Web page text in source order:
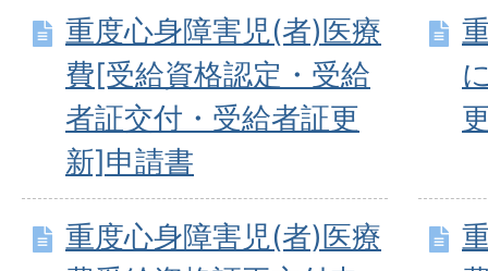
重度心身障害児(者)医療
費[受給資格認定・受給
者証交付・受給者証更
新]申請書
重度心身障害児(者)医療